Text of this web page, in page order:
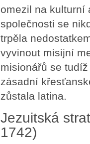
omezil na kulturní
společnosti se
trpěla
vyvinout misijní
misionářů se
zásadní
zůstala latina.
Jezuitská
1742)